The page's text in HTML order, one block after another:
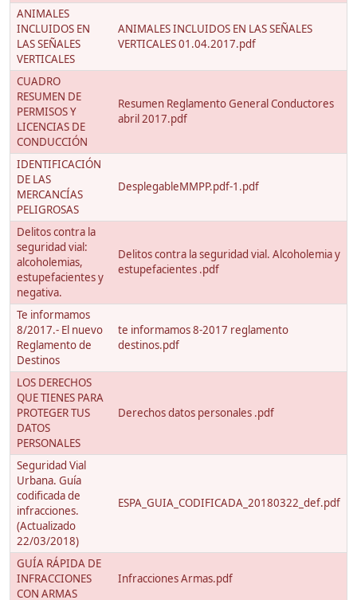
ANIMALES
INCLUIDOS EN
LAS SEÑALES
VERTICALES
ANIMALES INCLUIDOS EN LAS SEÑALES
VERTICALES 01.04.2017.pdf
CUADRO
RESUMEN DE
PERMISOS Y
LICENCIAS DE
CONDUCCIÓN
Resumen Reglamento General Conductores
abril 2017.pdf
IDENTIFICACIÓN
DE LAS
MERCANCÍAS
PELIGROSAS
DesplegableMMPP.pdf-1.pdf
Delitos contra la
seguridad vial:
alcoholemias,
estupefacientes y
negativa.
Delitos contra la seguridad vial. Alcoholemia y
estupefacientes .pdf
Te informamos
8/2017.- El nuevo
Reglamento de
Destinos
te informamos 8-2017 reglamento
destinos.pdf
LOS DERECHOS
QUE TIENES PARA
PROTEGER TUS
DATOS
PERSONALES
Derechos datos personales .pdf
Seguridad Vial
Urbana. Guía
codificada de
infracciones.
(Actualizado
22/03/2018)
ESPA_GUIA_CODIFICADA_20180322_def.pdf
GUÍA RÁPIDA DE
INFRACCIONES
CON ARMAS
Infracciones Armas.pdf